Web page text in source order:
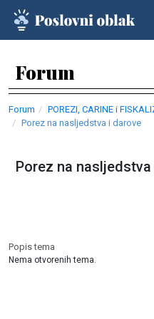
Forum
Forum POREZI, CARINE i
Porez na nasljedstva i darove
Porez na
Popis tema
Nema otvorenih tema.